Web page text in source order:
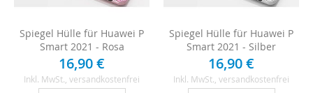
Spiegel Hülle für Huawei P
Smart 2021 - Rosa
16,90 €
Inkl. MwSt. , versandkostenfrei
Spiegel Hülle für Huawei P
Smart 2021 - Silber
16,90 €
Inkl. MwSt. , versandkostenfrei